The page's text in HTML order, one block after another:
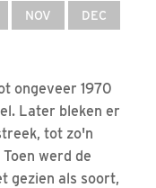
NOV DEC
ongeveer 1970
Later bleken er
tot zo'n
werd de
gezien als soort,